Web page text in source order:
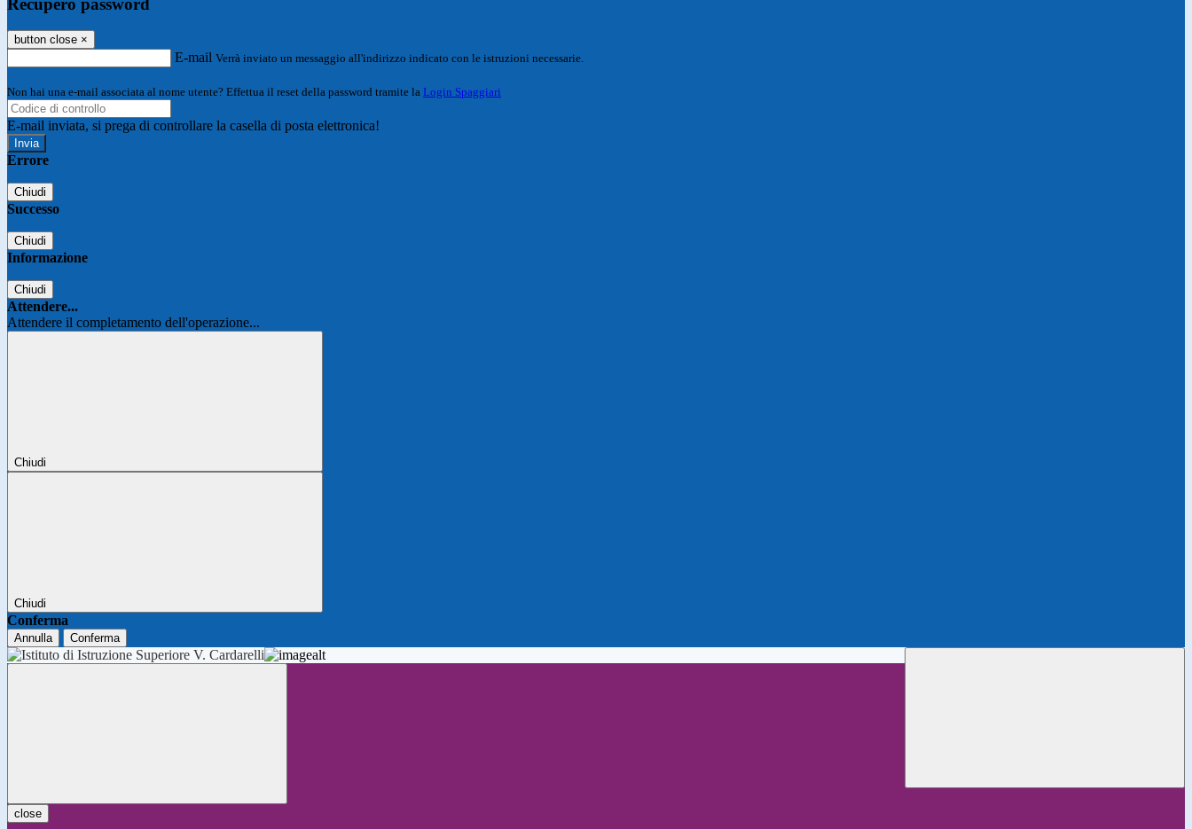
button close ×
E-mail Verrà inviato un messaggio all'indirizzo indicato con le istruzioni necessarie.
Non hai una e-mail associata al nome utente? Effettua il reset della password tramite la Login Spaggiari
E-mail inviata, si prega di controllare la casella di posta elettronica!
Errore
Chiudi
Successo
Chiudi
Informazione
Chiudi
Attendere...
Attendere il completamento dell'operazione...
Chiudi
Chiudi
Conferma
Annulla Conferma
close